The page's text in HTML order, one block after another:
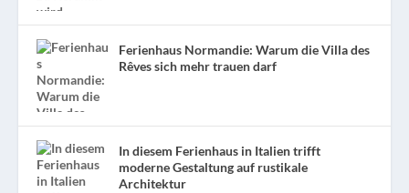
Ferienhaus Normandie: Warum die Villa des
Rêves sich mehr trauen darf
In diesem Ferienhaus in Italien trifft
moderne Gestaltung auf rustikale
Architektur